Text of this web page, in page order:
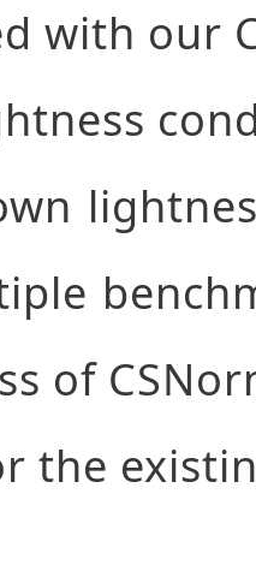
with our
of
the